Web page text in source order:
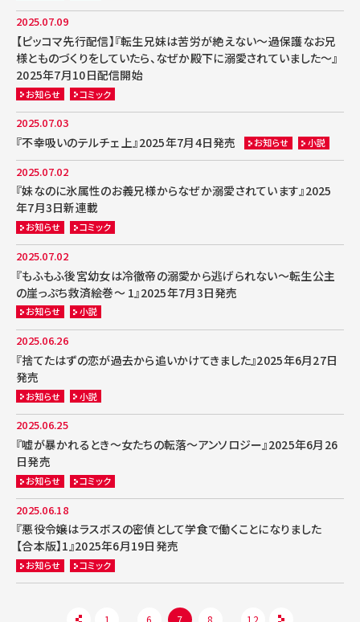
2025.07.09
【ピッコマ先行配信】『転生兄妹は苦労が絶えない～過保護なお兄
様とものづくりをしていたら、なぜか殿下に溺愛されていました～』
2025年7月10日配信開始
お知らせ コミック
2025.07.03
『不幸吸いのテルチェ 上』2025年7月4日発売 お知らせ 小説
2025.07.02
『妹なのに氷属性のお義兄様からなぜか溺愛されています』2025
年7月3日新連載
お知らせ コミック
2025.07.02
『もふもふ後宮幼女は冷徹帝の溺愛から逃げられない～転生公主
の崖っぷち救済絵巻～ 1』2025年7月3日発売
お知らせ 小説
2025.06.26
『捨てたはずの恋が過去から追いかけてきました』2025年6月27日
発売
お知らせ 小説
2025.06.25
『嘘が暴かれるとき～女たちの転落～アンソロジー』2025年6月26
日発売
お知らせ コミック
2025.06.18
『悪役令嬢はラスボスの密偵として学食で働くことになりました
【合本版】1』2025年6月19日発売
お知らせ コミック